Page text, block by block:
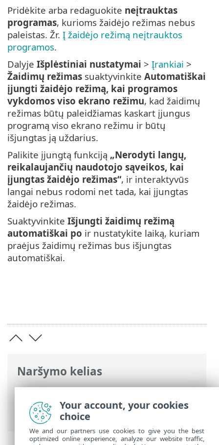
Naršymo kelias
ESET interneto žinynas>ESET NOD32
Antivirus
>Išplėstinis nustatymas>
Vartotojo sąsaja> Žaidimų režimas
Pridėkite arba redaguokite neįtrauktas
programas, kurioms žaidėjo režimas nebus
paleistas. Žr. Į žaidėjo režimą neįtrauktos
programos.
Dalyje Išplėstiniai nustatymai > Įrankiai >
Žaidimų režimas suaktyvinkite Automatiškai
įjungti žaidėjo režimą, kai programos
vykdomos viso ekrano režimu, kad žaidimų
režimas būtų paleidžiamas kaskart įjungus
programą viso ekrano režimu ir būtų
išjungtas ją uždarius.
Palikite įjungtą funkciją „Nerodyti langų,
reikalaujančių naudotojo sąveikos, kai
įjungtas žaidėjo režimas“, ir interaktyvūs
langai nebus rodomi net tada, kai įjungtas
žaidėjo režimas.
Suaktyvinkite Išjungti žaidimų režimą
automatiškai po ir nustatykite laiką, kuriam
praėjus žaidimų režimas bus išjungtas
automatiškai.
Your account, your cookies
choice
We and our partners use cookies to give you the best
optimized online experience, analyze our website traffic,